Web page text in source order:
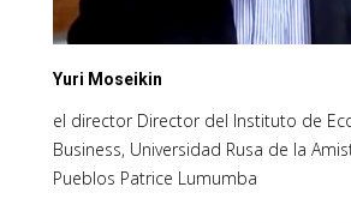
Yuri Moseikin
el director Director del Instituto de
Business, Universidad Rusa de la
Pueblos Patrice Lumumba